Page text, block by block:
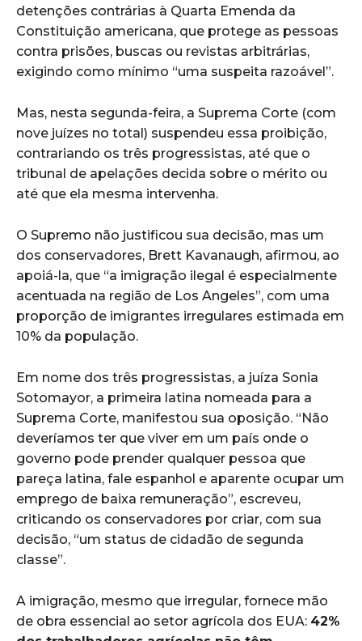
detenções contrárias à Quarta Emenda da
Constituição americana, que protege as pessoas
contra prisões, buscas ou revistas arbitrárias,
exigindo como mínimo “uma suspeita razoável”.
Mas, nesta segunda-feira, a Suprema Corte (com
nove juízes no total) suspendeu essa proibição,
contrariando os três progressistas, até que o
tribunal de apelações decida sobre o mérito ou
até que ela mesma intervenha.
O Supremo não justificou sua decisão, mas um
dos conservadores, Brett Kavanaugh, afirmou, ao
apoiá-la, que “a imigração ilegal é especialmente
acentuada na região de Los Angeles”, com uma
proporção de imigrantes irregulares estimada em
10% da população.
Em nome dos três progressistas, a juíza Sonia
Sotomayor, a primeira latina nomeada para a
Suprema Corte, manifestou sua oposição. “Não
deveríamos ter que viver em um país onde o
governo pode prender qualquer pessoa que
pareça latina, fale espanhol e aparente ocupar um
emprego de baixa remuneração”, escreveu,
criticando os conservadores por criar, com sua
decisão, “um status de cidadão de segunda
classe”.
A imigração, mesmo que irregular, fornece mão
de obra essencial ao setor agrícola dos EUA: 42%